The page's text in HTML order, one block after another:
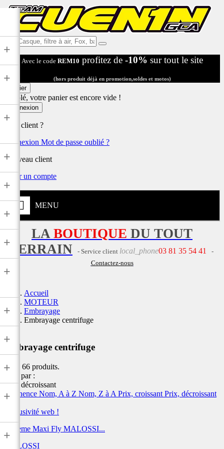
Ex:
Casque,
filtre
air,
Fox,
...
Avec le code REM10 profitez de -10% sur tout le site
(hors produit déjà en promotion,soldes et motos)
Panier
Désolé, votre panier est encore vide !
Connexion
Déjà client ?
Connexion Mot de passe oublié ?
Nouveau client
Créer un compte
MENU
+
+
+
+
+
+
+
+
+
+
+
+
+
LA BOUTIQUE DU TOUT
TERRAIN
- Service client local_phone03 81 35 54 41
-
Contactez-nous
Accueil
MOTEUR
Embrayage
Embrayage centrifuge
Embrayage centrifuge
Il y a 66 produits.
Trier par :
Prix, décroissant
Pertinence Nom, A à Z Nom, Z à A Prix, croissant Prix, décroissant
Exclusivité web !
Système Maxi Fly MALOSSI...
MALOSSI